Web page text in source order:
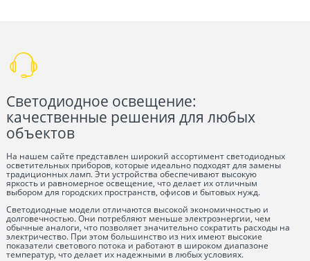
Светодиодное освещение:
качественные решения для любых
объектов
На нашем сайте представлен широкий ассортимент светодиодных
осветительных приборов, которые идеально подходят для замены
традиционных ламп. Эти устройства обеспечивают высокую
яркость и равномерное освещение, что делает их отличным
выбором для городских пространств, офисов и бытовых нужд.
Светодиодные модели отличаются высокой экономичностью и
долговечностью. Они потребляют меньше электроэнергии, чем
обычные аналоги, что позволяет значительно сократить расходы на
электричество. При этом большинство из них имеют высокие
показатели светового потока и работают в широком диапазоне
температур, что делает их надежными в любых условиях.